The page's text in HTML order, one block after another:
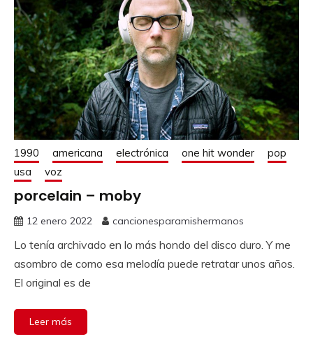
1990 americana electrónica one hit wonder
pop
usa
voz
porcelain – moby
12 enero 2022 cancionesparamishermanos
Lo tenía archivado en lo más hondo del disco duro. Y me
asombro de como esa melodía puede retratar unos años.
El original es de
Leer más